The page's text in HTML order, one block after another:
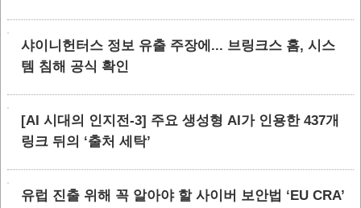
샤이니헌터스 정보 유출 주장에... 브링크스 홈, 시스
템 침해 공식 확인
[AI 시대의 인지전-3] 주요 생성형 AI가 인용한 437개
링크 뒤의 ‘출처 세탁’
유럽 진출 위해 꼭 알아야 할 사이버 보안법 ‘EU CRA’